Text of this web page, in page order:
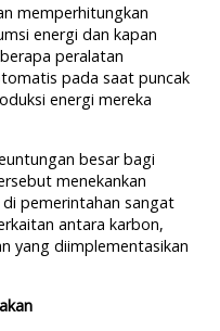
memperhitungkan
energi dan kapan
peralatan
pada saat puncak
energi mereka
besar bagi
menekankan
pemerintahan sangat
antara karbon,
yang diimplementasikan